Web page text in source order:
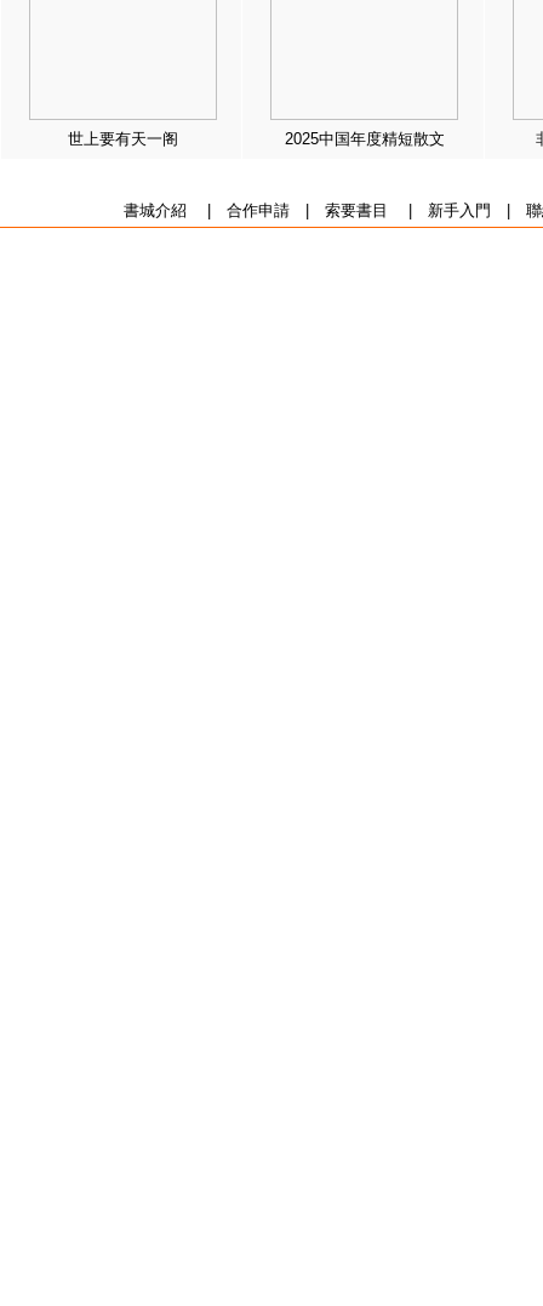
世上要有天一阁 2025中国年度精短散文
書城介紹 合作申請| 索要書目 新手入門